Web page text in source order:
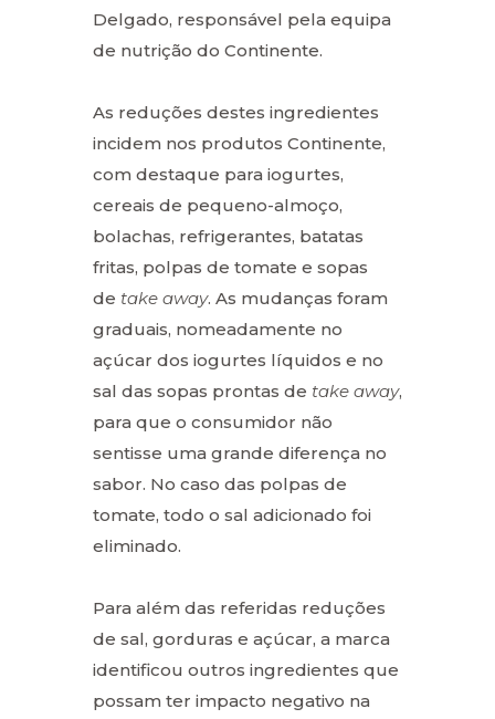
Delgado, responsável pela equipa
de nutrição do Continente.
As reduções destes ingredientes
incidem nos produtos Continente,
com destaque para iogurtes,
cereais de pequeno-almoço,
bolachas, refrigerantes, batatas
fritas, polpas de tomate e sopas
de take away. As mudanças foram
graduais, nomeadamente no
açúcar dos iogurtes líquidos e no
sal das sopas prontas de take away,
para que o consumidor não
sentisse uma grande diferença no
sabor. No caso das polpas de
tomate, todo o sal adicionado foi
eliminado.
Para além das referidas reduções
de sal, gorduras e açúcar, a marca
identificou outros ingredientes que
possam ter impacto negativo na